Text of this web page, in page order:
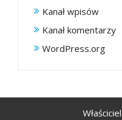
Kanał wpisów
Kanał komentarzy
WordPress.org